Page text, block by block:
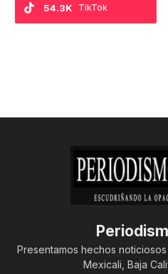
TikTok
54.3K
Presentamos hechos
Mexicali, Baja